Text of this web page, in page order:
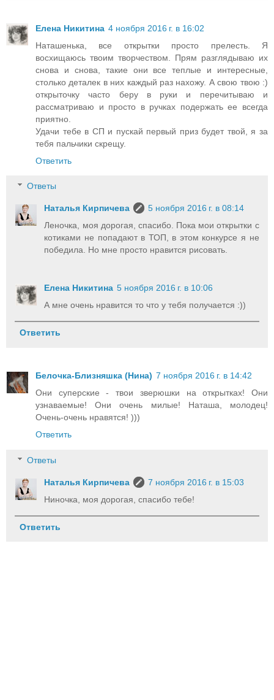
Елена Никитина 4 ноября 2016 г. в 16:02
Наташенька, все открытки просто прелесть. Я
восхищаюсь твоим творчеством. Прям разглядываю их
снова и снова, такие они все теплые и интересные,
столько деталек в них каждый раз нахожу. А свою твою :)
открыточку часто беру в руки и перечитываю и
рассматриваю и просто в ручках подержать ее всегда
приятно.
Удачи тебе в СП и пускай первый приз будет твой, я за
тебя пальчики скрещу.
Ответить
Ответы
Наталья Кирпичева
5 ноября 2016 г. в 08:14
Леночка, моя дорогая, спасибо. Пока мои открытки с
котиками не попадают в ТОП, в этом конкурсе я не
победила. Но мне просто нравится рисовать.
Елена Никитина 5 ноября 2016 г. в 10:06
А мне очень нравится то что у тебя получается :))
Ответить
Белочка-Близняшка (Нина) 7 ноября 2016 г. в 14:42
Они суперские - твои зверюшки на открытках! Они
узнаваемые! Они очень милые! Наташа, молодец!
Очень-очень нравятся! )))
Ответить
Ответы
Наталья Кирпичева
7 ноября 2016 г. в 15:03
Ниночка, моя дорогая, спасибо тебе!
Ответить